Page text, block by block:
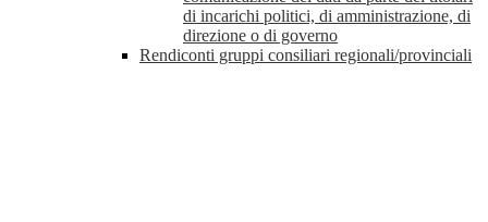
di incarichi politici, di amministrazione, di
direzione o di governo
Rendiconti gruppi consiliari regionali/provinciali